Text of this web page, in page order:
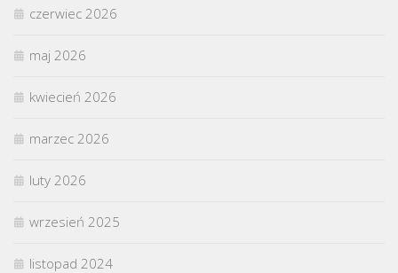
czerwiec 2026
maj 2026
kwiecień 2026
marzec 2026
luty 2026
wrzesień 2025
listopad 2024